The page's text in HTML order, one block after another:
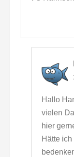
Hallo
vielen
hier
Hätte